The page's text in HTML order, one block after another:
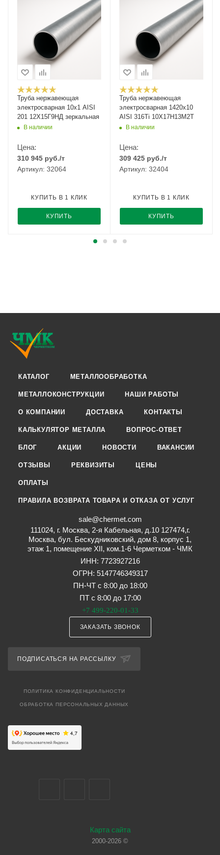
Труба нержавеющая
электросварная 10х1 AISI
201 12Х15Г9НД зеркальная
В наличии
Цена:
310 945 руб./т
Артикул: 32064
КУПИТЬ
КУПИТЬ В 1 КЛИК
Труба нержавеющая
электросварная 1420х10
AISI 316Ti 10Х17Н13М2Т
В наличии
Цена:
309 425 руб./т
Артикул: 32404
КУПИТЬ
КУПИТЬ В 1 КЛИК
КАТАЛОГ МЕТАЛЛООБРАБОТКА
МЕТАЛЛОКОНСТРУКЦИИ НАШИ РАБОТЫ
О КОМПАНИИ ДОСТАВКА КОНТАКТЫ
КАЛЬКУЛЯТОР МЕТАЛЛА ВОПРОС-ОТВЕТ
БЛОГ АКЦИИ НОВОСТИ ВАКАНСИИ
ОТЗЫВЫ РЕКВИЗИТЫ ЦЕНЫ
ОПЛАТЫ
ПРАВИЛА ВОЗВРАТА ТОВАРА И ОТКАЗА ОТ УСЛУГ
sale@chermet.com
111024, г. Москва, 2-я Кабельная, д.10 127474,г.
Москва, бул. Бескудниковский, дом 8, корпус 1,
этаж 1, помещение XII, ком.1-6 Черметком - ЧМК
ИНН: 7723927216
ОГРН: 5147746349317
ПН-ЧТ с 8:00 до 18:00
ПТ с 8:00 до 17:00
+7 499-220-01-33
ЗАКАЗАТЬ ЗВОНОК
ПОДПИСАТЬСЯ НА РАССЫЛКУ
ПОЛИТИКА КОНФИДЕНЦИАЛЬНОСТИ
ОБРАБОТКА ПЕРСОНАЛЬНЫХ ДАННЫХ
Карта сайта
2000-2026 ©